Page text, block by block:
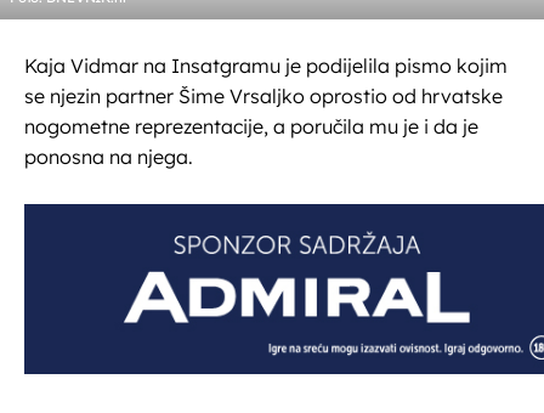
Kaja Vidmar na Insatgramu je podijelila pismo kojim
se njezin partner Šime Vrsaljko oprostio od hrvatske
nogometne reprezentacije, a poručila mu je i da je
ponosna na njega.